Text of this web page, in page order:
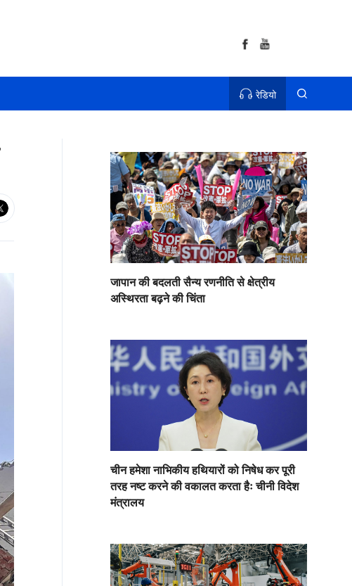
रेडियो
जापान की बदलती सैन्य रणनीति से क्षेत्रीय
अस्थिरता बढ़ने की चिंता
चीन हमेशा नाभिकीय हथियारों को निषेध कर पूरी
तरह नष्ट करने की वकालत करता हैः चीनी विदेश
मंत्रालय